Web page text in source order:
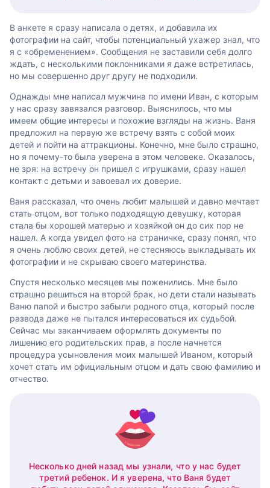
В анкете я сразу написала о детях, и добавила их
фотографии на сайт, чтобы потенциальный ухажер знал, что
я с «обременением». Сообщения не заставили себя долго
ждать, с несколькими поклонниками я даже встретилась,
но мы совершенно друг другу не подходили.
Однажды мне написал мужчина по имени Иван, с которым
у нас сразу завязался разговор. Выяснилось, что мы
имеем общие интересы и похожие взгляды на жизнь. Ваня
предложил на первую же встречу взять с собой моих
детей и пойти на аттракционы. Конечно, мне было страшно,
но я почему-то была уверена в этом человеке. Оказалось,
не зря: на встречу он пришел с игрушками, сразу нашел
контакт с детьми и завоевал их доверие.
Ваня рассказал, что очень любит малышей и давно мечтает
стать отцом, вот только подходящую девушку, которая
стала бы хорошей матерью и хозяйкой он до сих пор не
нашел. А когда увидел фото на страничке, сразу понял, что
я очень люблю своих детей, не стесняюсь выкладывать их
фотографии и не скрываю своего материнства.
Спустя несколько месяцев мы поженились. Мне было
страшно решиться на второй брак, но дети стали называть
Ваню папой и быстро забыли родного отца, который после
развода даже не пытался интересоваться их судьбой.
Сейчас мы заканчиваем оформлять документы по
лишению его родительских прав, а после начнется
процедура усыновления моих малышей Иваном, который
хочет стать им официальным отцом и дать свою фамилию и
отчество.
Несколько дней назад мы узнали, что у нас будет
третий ребенок. И я уверена, что Ваня будет